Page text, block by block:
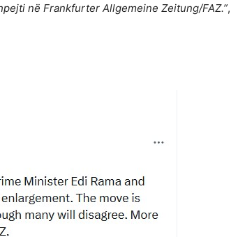
në Frankfurter Allgemeine Zeitung/FAZ.”,